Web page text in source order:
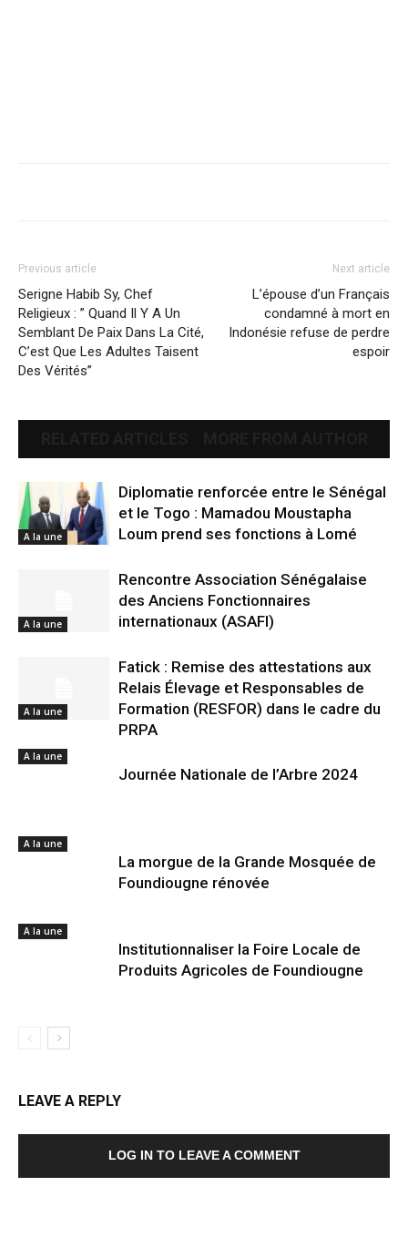
Previous article
Serigne Habib Sy, Chef
Religieux : ” Quand Il Y A Un
Semblant De Paix Dans La Cité,
C’est Que Les Adultes Taisent
Des Vérités”
Next article
L’épouse d’un Français
condamné à mort en
Indonésie refuse de perdre
espoir
A la une
Diplomatie renforcée entre le Sénégal
et le Togo : Mamadou Moustapha
Loum prend ses fonctions à Lomé
A la une
Rencontre Association Sénégalaise
des Anciens Fonctionnaires
internationaux (ASAFI)
A la une
Fatick : Remise des attestations aux
Relais Élevage et Responsables de
Formation (RESFOR) dans le cadre du
PRPA
A la une
Journée Nationale de l’Arbre 2024
A la une
La morgue de la Grande Mosquée de
Foundiougne rénovée
A la une
Institutionnaliser la Foire Locale de
Produits Agricoles de Foundiougne
LEAVE A REPLY
LOG IN TO LEAVE A COMMENT